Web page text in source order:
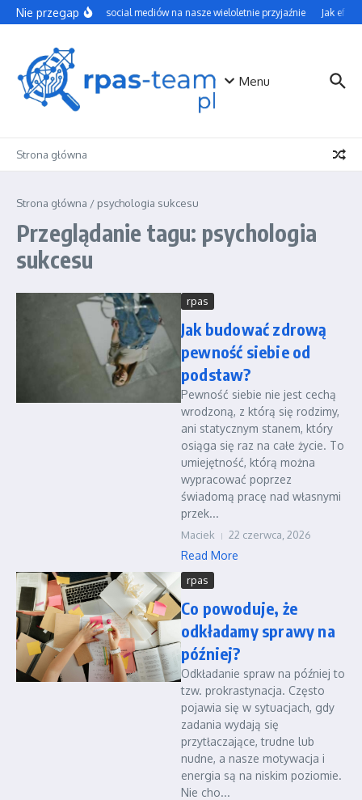
Przejdź do treści
Nie przegapWpływ social mediów na nasze wieloletnie przyjaźnie Jak
Menu
Strona główna
Strona główna / psychologia sukcesu
Przeglądanie tagu: psychologia
sukcesu
rpas
Jak budować zdrową
pewność siebie od
podstaw?
Pewność siebie nie jest cechą
wrodzoną, z którą się rodzimy,
ani statycznym stanem, który
osiąga się raz na całe życie. To
umiejętność, którą można
wypracować poprzez
świadomą pracę nad własnymi
przek...
Maciek 22 czerwca, 2026
Read More
rpas
Co powoduje, że
odkładamy sprawy na
później?
Odkładanie spraw na później to
tzw. prokrastynacja. Często
pojawia się w sytuacjach, gdy
zadania wydają się
przytłaczające, trudne lub
nudne, a nasze motywacja i
energia są na niskim poziomie.
Nie cho...